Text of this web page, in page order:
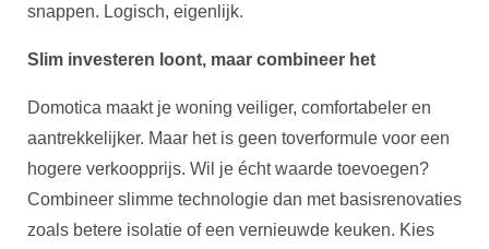
snappen. Logisch, eigenlijk.
Slim investeren loont, maar combineer het
Domotica maakt je woning veiliger, comfortabeler en
aantrekkelijker. Maar het is geen toverformule voor een
hogere verkoopprijs. Wil je écht waarde toevoegen?
Combineer slimme technologie dan met basisrenovaties
zoals betere isolatie of een vernieuwde keuken. Kies